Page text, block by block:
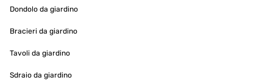
Dondolo da giardino
Bracieri da giardino
Tavoli da giardino
Sdraio da giardino